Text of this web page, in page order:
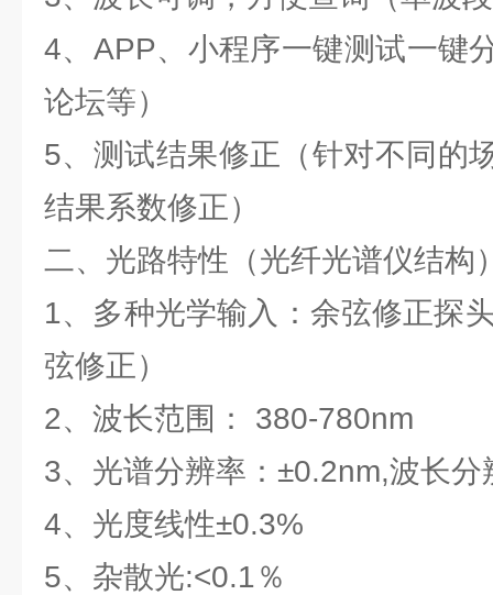
4、APP、小程序一键测试一键
论坛等）
5、测试结果修正（针对不同的
结果系数修正）
二、光路特性（光纤光谱仪结构
1、多种光学输入：余弦修正探
弦修正）
2、波长范围： 380-780nm
3、光谱分辨率：±0.2nm,波长分
4、光度线性±0.3%
5、杂散光:<0.1％